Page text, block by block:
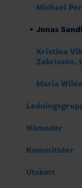
Michael
Jonas
Kristina
Zakrisson,
Maria
Nämnder
Kommittéer
Utskott